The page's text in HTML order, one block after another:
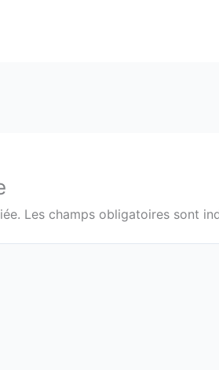
Les champs obligatoires sont